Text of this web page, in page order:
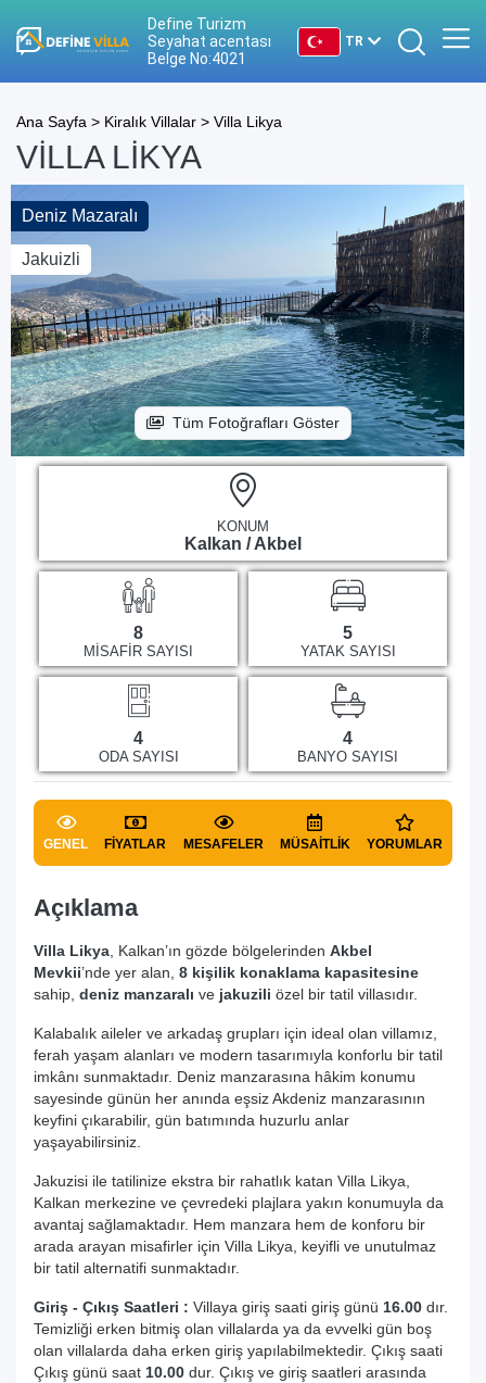
Define Turizm
Seyahat acentası
Belge No:4021
TR
DE
RU
Ana Sayfa > Kiralık Villalar > Villa Likya
VILLA LIKYA
Tüm Fotoğrafları Göster
Deniz Mazaralı
Jakuizli
KONUM
Kalkan / Akbel
8
MISAFIR SAYISI
5
YATAK SAYISI
4
ODA SAYISI
4
BANYO SAYISI
GENEL FIYATLAR MESAFELER MÜSAITLIK YORUMLAR
Açıklama
Villa Likya , Kalkan’ın gözde bölgelerinden Akbel
Mevkii’nde yer alan, 8 kişilik konaklama kapasitesine
sahip, deniz manzaralı ve jakuzili özel bir tatil villasıdır.
Kalabalık aileler ve arkadaş grupları için ideal olan villamız,
ferah yaşam alanları ve modern tasarımıyla konforlu bir tatil
imkânı sunmaktadır. Deniz manzarasına hâkim konumu
sayesinde günün her anında eşsiz Akdeniz manzarasının
keyfini çıkarabilir, gün batımında huzurlu anlar
yaşayabilirsiniz.
Jakuzisi ile tatilinize ekstra bir rahatlık katan Villa Likya,
Kalkan merkezine ve çevredeki plajlara yakın konumuyla da
avantaj sağlamaktadır. Hem manzara hem de konforu bir
arada arayan misafirler için Villa Likya, keyifli ve unutulmaz
bir tatil alternatifi sunmaktadır.
Giriş - Çıkış Saatleri : Villaya giriş saati giriş günü 16.00 dır.
Temizliği erken bitmiş olan villalarda ya da evvelki gün boş
olan villalarda daha erken giriş yapılabilmektedir. Çıkış saati
Çıkış günü saat 10.00 dur. Çıkış ve giriş saatleri arasında